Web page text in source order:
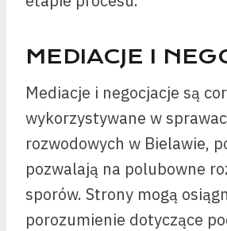
MEDIACJE I
Mediacje i negocjacje są
wykorzystywane w
rozwodowych w Bielawie,
pozwalają na polubowne
sporów. Strony mogą
porozumienie dotyczące